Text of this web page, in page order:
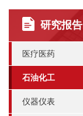
研究报告
医疗医药
石油化工
仪器仪表